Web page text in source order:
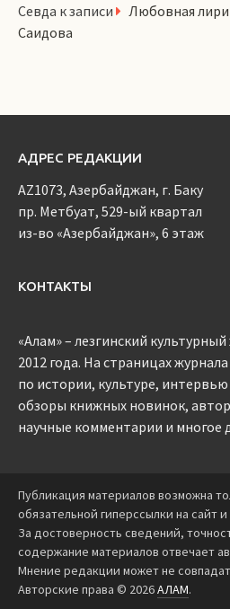
Севда к записи
Любовная
Саидова
АДРЕС РЕДАКЦИИ
AZ1073, Азербайджан, г. Баку
пр. Метбуат, 529-ый квартал
из-во «Азербайджан», 6 этаж
КОНТАКТЫ
«Алам» – лезгинский
2012 года. На страницах
по истории, культуре,
обзоры книжных новинок,
научные комментарии и многое
Публикация материалов возможна
обязательной гиперссылки на сайт
За достоверность сведений,
содержание материалов отвечает
Мнение редакции может не
Авторские права © 2026АЛАМ.